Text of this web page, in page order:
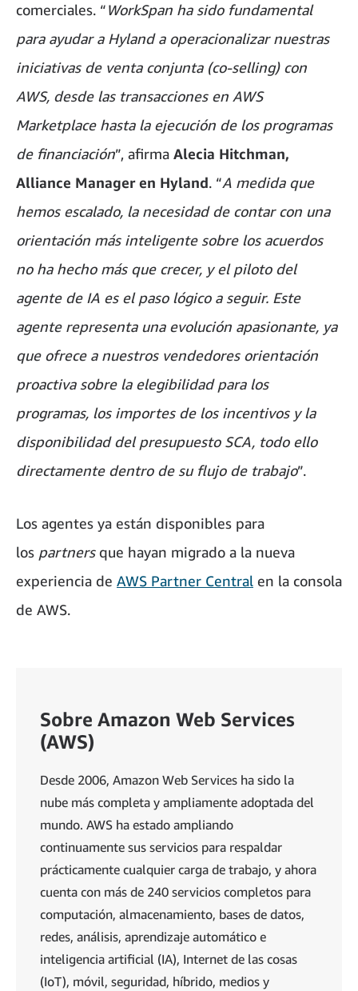
comerciales. “WorkSpan ha sido fundamental
para ayudar a Hyland a operacionalizar nuestras
iniciativas de venta conjunta (co-selling) con
AWS, desde las transacciones en AWS
Marketplace hasta la ejecución de los programas
de financiación”, afirma Alecia Hitchman,
Alliance Manager en Hyland. “A medida que
hemos escalado, la necesidad de contar con una
orientación más inteligente sobre los acuerdos
no ha hecho más que crecer, y el piloto del
agente de IA es el paso lógico a seguir. Este
agente representa una evolución apasionante, ya
que ofrece a nuestros vendedores orientación
proactiva sobre la elegibilidad para los
programas, los importes de los incentivos y la
disponibilidad del presupuesto SCA, todo ello
directamente dentro de su flujo de trabajo”.
Los agentes ya están disponibles para
los partnersque hayan migrado a la nueva
experiencia de AWS Partner Central en la consola
de AWS.
Sobre Amazon Web Services
(AWS)
Desde 2006, Amazon Web Services ha sido la
nube más completa y ampliamente adoptada del
mundo. AWS ha estado ampliando
continuamente sus servicios para respaldar
prácticamente cualquier carga de trabajo, y ahora
cuenta con más de 240 servicios completos para
computación, almacenamiento, bases de datos,
redes, análisis, aprendizaje automático e
inteligencia artificial (IA), Internet de las cosas
(IoT), móvil, seguridad, híbrido, medios y